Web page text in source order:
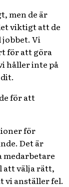
men de är
viktigt att de
jobbet. Vi
för att göra
håller inte på
för att
för
Det är
medarbetare
att välja rätt,
vi anställer fel.